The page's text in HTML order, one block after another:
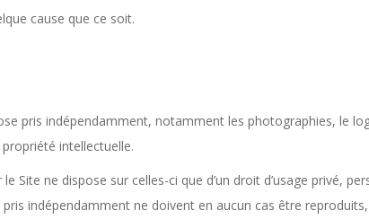
cause que ce soit.
pris indépendamment, notamment les photographies, le
intellectuelle.
ne dispose sur celles-ci que d’un droit d’usage privé,
indépendamment ne doivent en aucun cas être